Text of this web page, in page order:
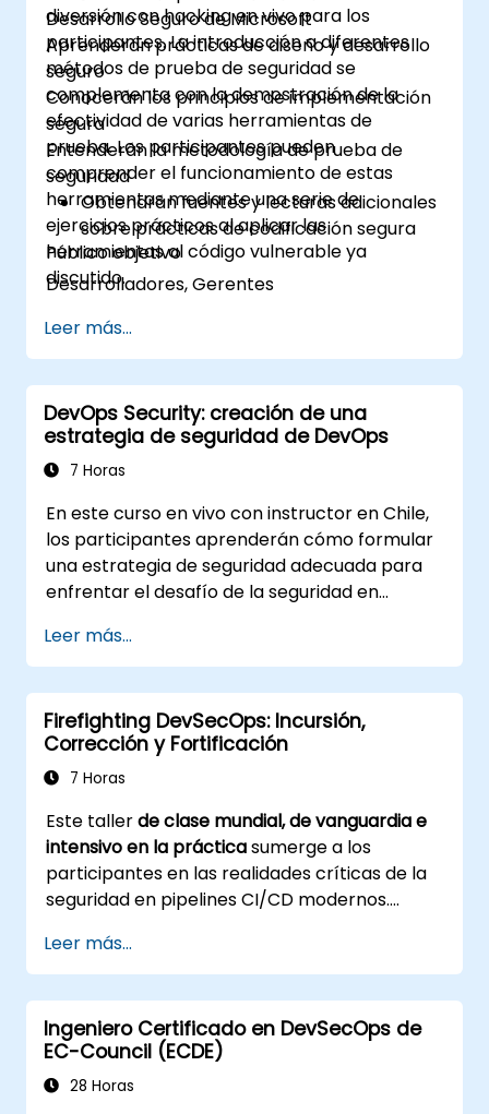
diversión con hacking en vivo para los
participantes. La introducción a diferentes
métodos de prueba de seguridad se
complementa con la demostración de la
efectividad de varias herramientas de
prueba. Los participantes pueden
comprender el funcionamiento de estas
herramientas mediante una serie de
ejercicios prácticos al aplicar las
herramientas al código vulnerable ya
discutido.
Desarrollo Seguro de Microsoft
Aprenderán prácticas de diseño y desarrollo
seguro
Conocerán los principios de implementación
segura
Entenderán la metodología de prueba de
seguridad
Obtendrán fuentes y lecturas adicionales
sobre prácticas de codificación segura
Público objetivo
Desarrolladores, Gerentes
Leer más...
DevOps Security: creación de una
estrategia de seguridad de DevOps
7 Horas
En este curso en vivo con instructor en Chile,
los participantes aprenderán cómo formular
una estrategia de seguridad adecuada para
enfrentar el desafío de la seguridad en
Leer más...
Firefighting DevSecOps: Incursión,
Corrección y Fortificación
7 Horas
Este tallerde clase mundial, de vanguardia e
intensivo en la prácticasumerge a los
participantes en las realidades críticas de la
seguridad en pipelines CI/CD modernos.
ingenieros DevOps y desarrolladores ansiosos
por dominar la defensa avanzada ante
brechas en el pipeline, la formación combina
simulaciones de ataques en vivo con
herramientas líderes en la industria y
técnicas prácticas de defensa.
Leer más...
Ingeniero Certificado en DevSecOps de
EC-Council (ECDE)
28 Horas